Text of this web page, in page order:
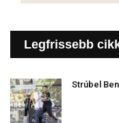
Legfrissebb
Strúbel